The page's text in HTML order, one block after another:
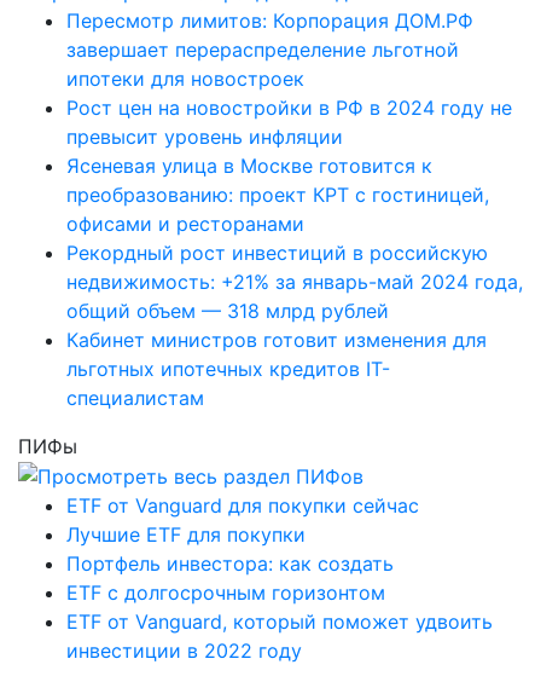
Пересмотр лимитов: Корпорация ДОМ.РФ
завершает перераспределение льготной
ипотеки для новостроек
Рост цен на новостройки в РФ в 2024 году не
превысит уровень инфляции
Ясеневая улица в Москве готовится к
преобразованию: проект КРТ с гостиницей,
офисами и ресторанами
Рекордный рост инвестиций в российскую
недвижимость: +21% за январь-май 2024 года,
общий объем — 318 млрд рублей
Кабинет министров готовит изменения для
льготных ипотечных кредитов IT-
специалистам
ПИФы
ETF от Vanguard для покупки сейчас
Лучшие ETF для покупки
Портфель инвестора: как создать
ETF с долгосрочным горизонтом
ETF от Vanguard, который поможет удвоить
инвестиции в 2022 году